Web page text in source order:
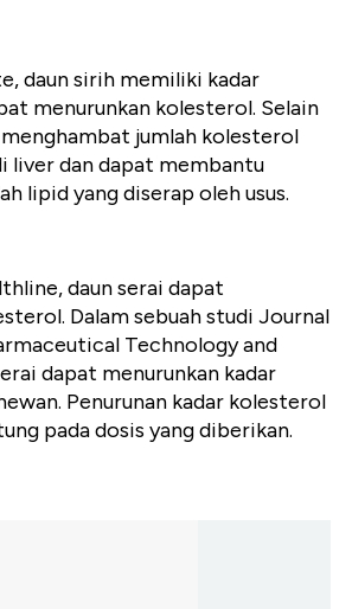
daun sirih memiliki kadar
menurunkan kolesterol. Selain
jumlah kolesterol
liver dan dapat membantu
lipid yang diserap oleh usus.
daun serai dapat
Dalam sebuah studi Journal
Technology and
dapat menurunkan kadar
Penurunan kadar kolesterol
pada dosis yang diberikan.